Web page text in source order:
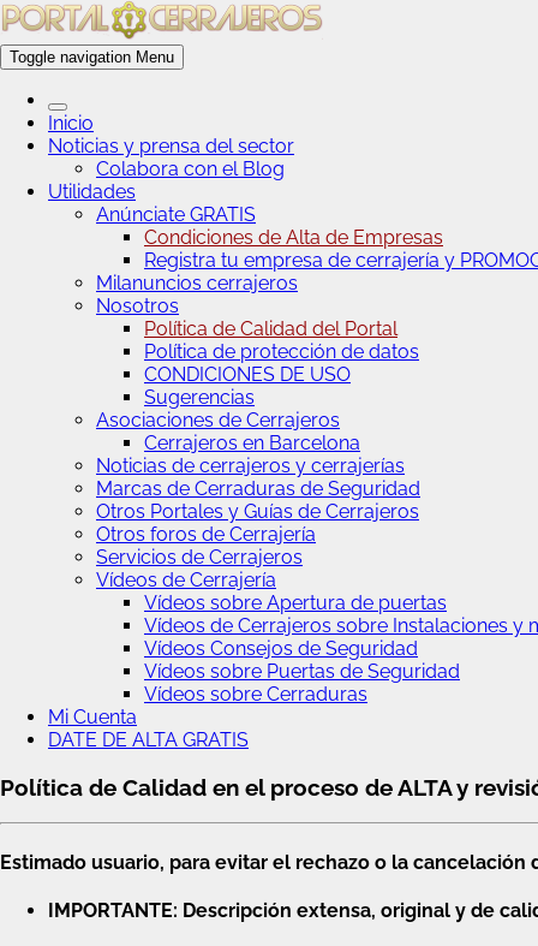
Toggle navigation Menu
Inicio
Noticias y prensa del sector
Colabora con el Blog
Utilidades
Anúnciate GRATIS
Condiciones de Alta de Empresas
Registra tu empresa de cerrajería y
Milanuncios cerrajeros
Nosotros
Política de Calidad del Portal
Política de protección de datos
CONDICIONES DE USO
Sugerencias
Asociaciones de Cerrajeros
Cerrajeros en Barcelona
Noticias de cerrajeros y cerrajerías
Marcas de Cerraduras de Seguridad
Otros Portales y Guías de Cerrajeros
Otros foros de Cerrajería
Servicios de Cerrajeros
Vídeos de Cerrajería
Vídeos sobre Apertura de puertas
Vídeos de Cerrajeros sobre Instalaciones y
Vídeos Consejos de Seguridad
Vídeos sobre Puertas de Seguridad
Vídeos sobre Cerraduras
Mi Cuenta
DATE DE ALTA GRATIS
Política de Calidad en el proceso de ALTA y
Estimado usuario, para evitar el rechazo o la
IMPORTANTE: Descripción extensa, original y de